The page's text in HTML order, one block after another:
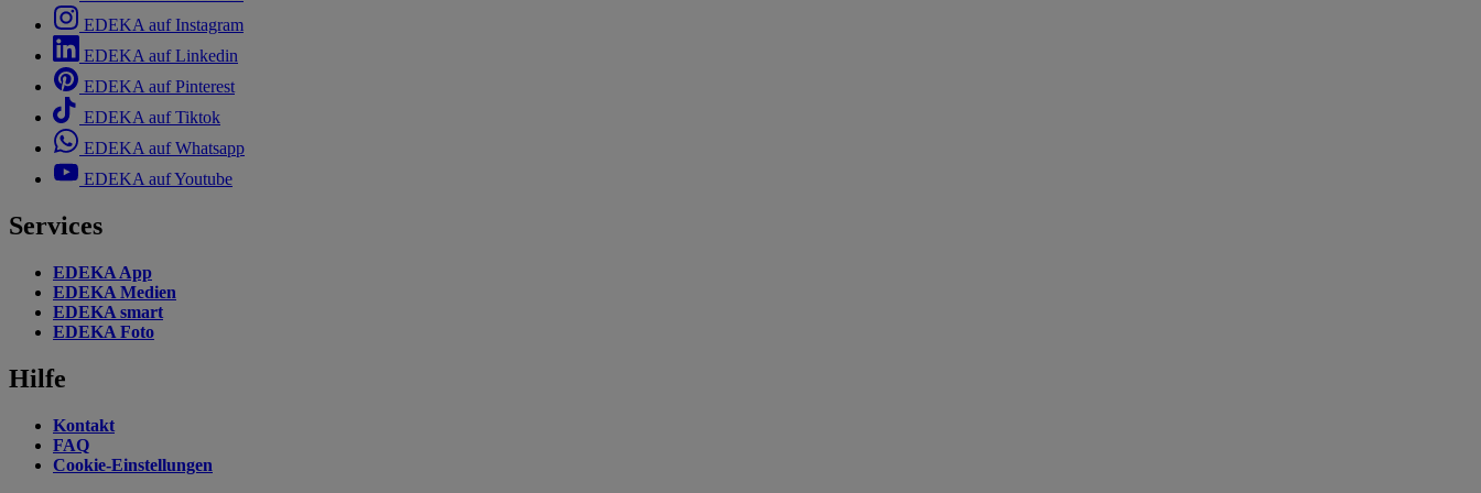
EDEKA auf Instagram
EDEKA auf Linkedin
EDEKA auf Pinterest
EDEKA auf Tiktok
EDEKA auf Whatsapp
EDEKA auf Youtube
Services
EDEKA App
EDEKA Medien
EDEKA smart
EDEKA Foto
Hilfe
Kontakt
FAQ
Cookie-Einstellungen